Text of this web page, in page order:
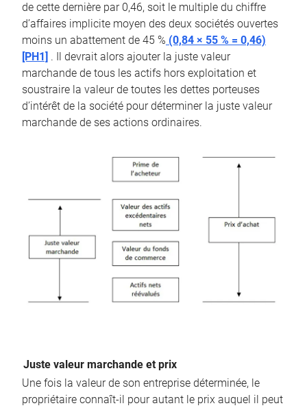
de cette dernière par 0,46, soit le multiple du chiffre
d’affaires implicite moyen des deux sociétés ouvertes
moins un abattement de 45 % (0,84 × 55 % = 0,46)
[PH1] . Il devrait alors ajouter la juste valeur
marchande de tous les actifs hors exploitation et
soustraire la valeur de toutes les dettes porteuses
d’intérêt de la société pour déterminer la juste valeur
marchande de ses actions ordinaires.
Juste valeur marchande et prix
Une fois la valeur de son entreprise déterminée, le
propriétaire connaît-il pour autant le prix auquel il peut